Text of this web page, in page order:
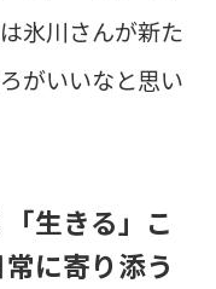
氷川さんが新た
がいいなと思い
生きる」こ
に寄り添う